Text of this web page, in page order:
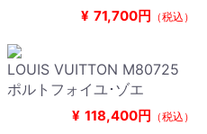
¥ 71,700円 （税込）
LOUIS VUITTON M80725
ポルトフォイユ･ゾエ
¥ 118,400円 （税込）